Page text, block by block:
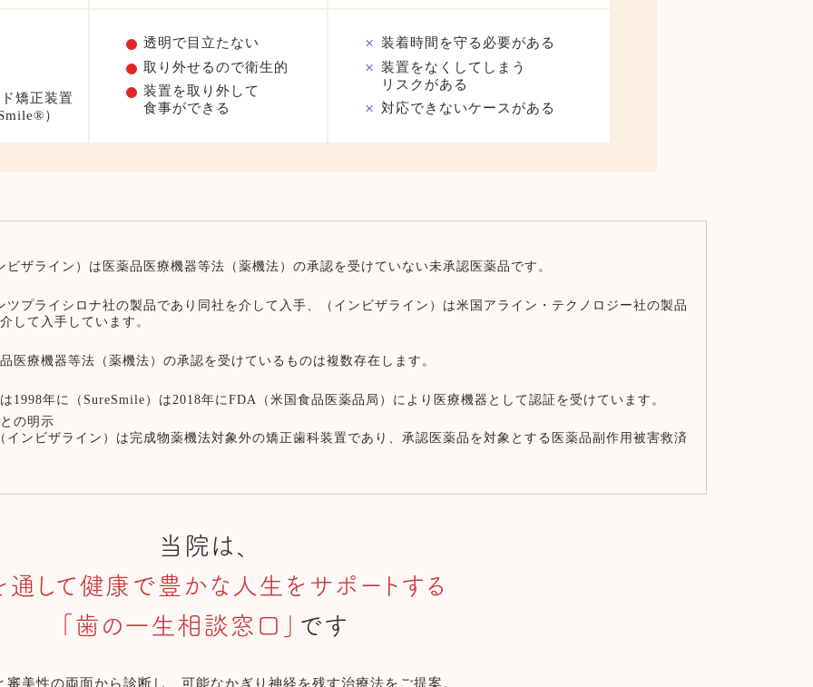
矯正装置
）
透明で目立たない
取り外せるので衛生的
装置を取り外して
食事ができる
装着時間を守る必要がある
装置をなくしてしまう
リスクがある
対応できないケースがある
ザライン）は医薬品医療機器等法（薬機法）の承認を受けていない未承認医薬品です。
プライシロナ社の製品であり同社を介して入手、（インビザライン）は米国アライン・テクノロジー社の製品
して入手しています。
医療機器等法（薬機法）の承認を受けているものは複数存在します。
1998年に（SureSmile）は2018年にFDA（米国食品医薬品局）により医療機器として認証を受けています。
の明示
ンビザライン）は完成物薬機法対象外の矯正歯科装置であり、承認医薬品を対象とする医薬品副作用被害救済
当院は、
通して健康で豊かな人生をサポートする
「歯の一生相談窓口」
です
審美性の両面から診断し、 可能なかぎり神経を残す治療法をご提案。